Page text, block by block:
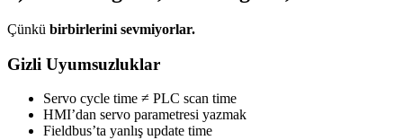
Çünkü birbirlerini sevmiyorlar.
Gizli Uyumsuzluklar
Servo cycle time ≠ PLC scan time
HMI’dan servo parametresi yazmak
Fieldbus’ta yanlış update time